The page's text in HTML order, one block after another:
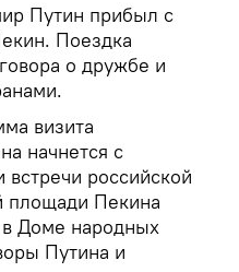
Путин прибыл с
Поездка
о дружбе и
визита
начнется с
российской
площади Пекина
в Доме народных
Путина и